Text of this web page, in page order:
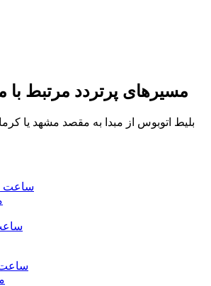
مسیرهای پرتردد مرتبط با
بلیط اتوبوس از مبدا به مقصد مشهد یا
~ 11 ساعت و 31
~ 3 ساعت
~ 5 ساعت و 50